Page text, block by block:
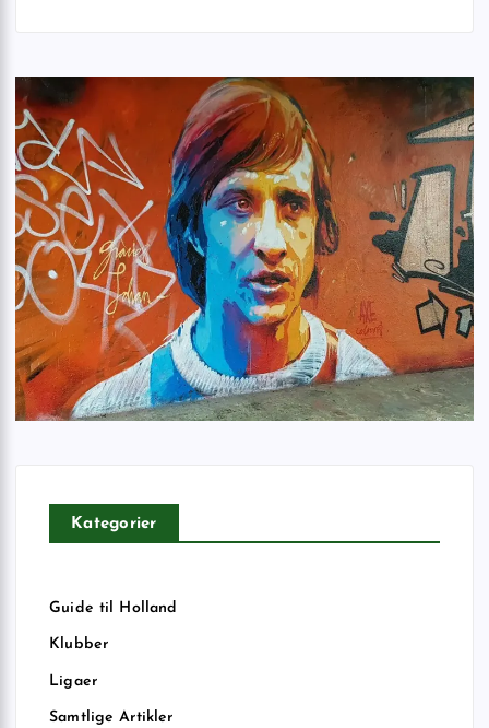
Kategorier
Guide til Holland
Klubber
Ligaer
Samtlige Artikler